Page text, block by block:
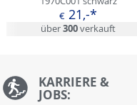
€ 21,-*
über300verkauft
KARRIERE &
JOBS: